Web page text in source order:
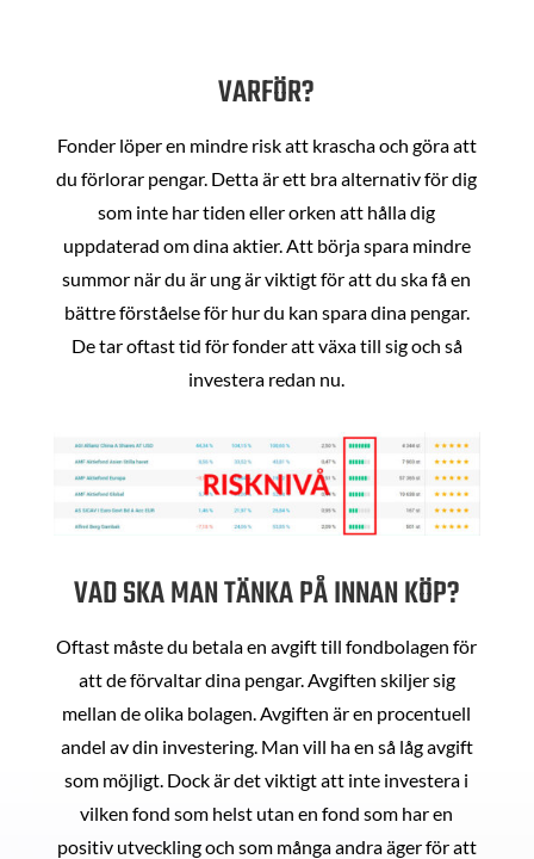
VARFÖR?
Fonder löper en mindre risk att krascha och göra att
du förlorar pengar. Detta är ett bra alternativ för dig
som inte har tiden eller orken att hålla dig
uppdaterad om dina aktier. Att börja spara mindre
summor när du är ung är viktigt för att du ska få en
bättre förståelse för hur du kan spara dina pengar.
De tar oftast tid för fonder att växa till sig och så
investera redan nu.
VAD SKA MAN TÄNKA PÅ INNAN KÖP?
Oftast måste du betala en avgift till fondbolagen för
att de förvaltar dina pengar. Avgiften skiljer sig
mellan de olika bolagen. Avgiften är en procentuell
andel av din investering. Man vill ha en så låg avgift
som möjligt. Dock är det viktigt att inte investera i
vilken fond som helst utan en fond som har en
positiv utveckling och som många andra äger för att